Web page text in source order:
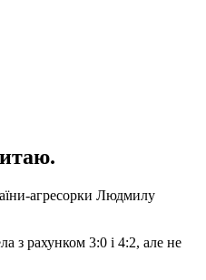
агресорки Людмилу
з рахунком 3:0 і 4:2, але не